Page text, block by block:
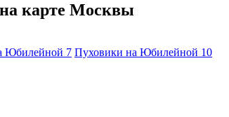
карте Москвы
Юбилейной 7 Пуховики на Юбилейной 10